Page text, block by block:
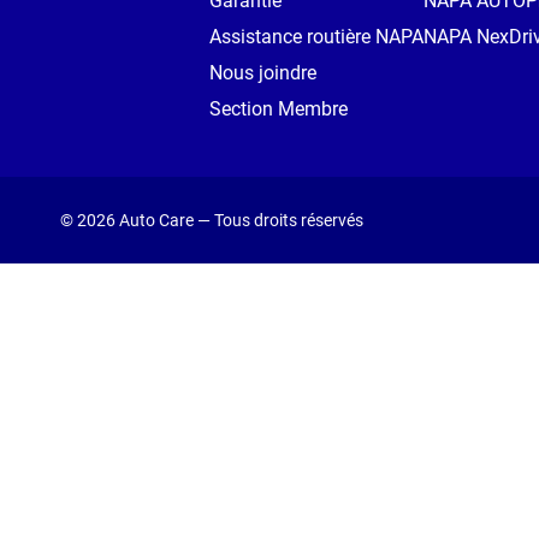
Assistance routière NAPA
Nous joindre
Section Membre
NAPA
© 2026 Auto Care — Tous droits réservés